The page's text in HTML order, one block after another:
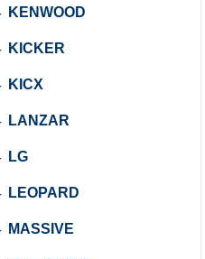
KENWOOD
KICKER
KICX
LANZAR
LG
LEOPARD
MASSIVE